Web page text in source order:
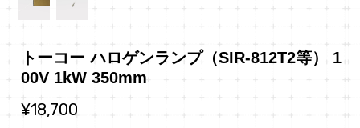
トーコー ハロゲンランプ（SIR-812T2等） 1
00V 1kW 350mm
¥18,700